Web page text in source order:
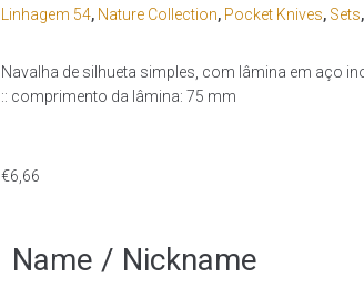
Linhagem 54, Nature Collection, Pocket Knives, Sets,
Navalha de silhueta simples, com lâmina em aço
:: comprimento da lâmina: 75 mm
€6,66
Name / Nickname